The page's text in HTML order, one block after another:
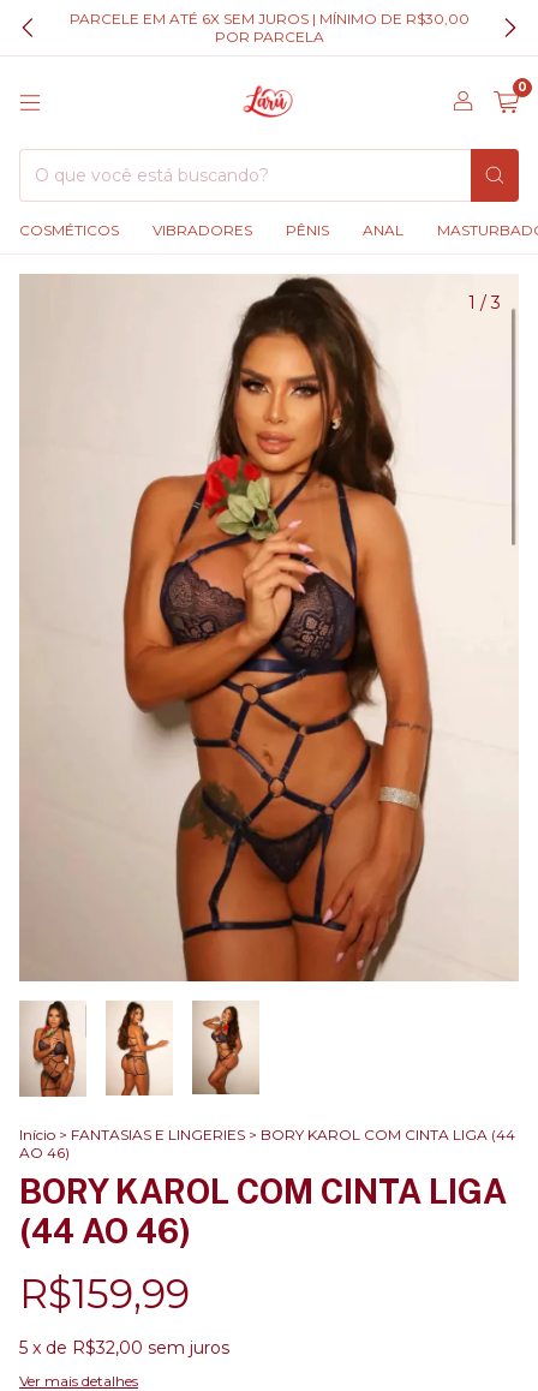
PARCELE EM ATÉ 6X SEM JUROS | MÍNIMO DE R$30,00
POR PARCELA
0
COSMÉTICOS VIBRADORES PÊNIS ANAL
1 /3
Início > FANTASIAS E LINGERIES > BORY KAROL COM CINTA LIGA (44
AO 46)
BORY KAROL COM CINTA LIGA
(44 AO 46)
R$159,99
5 x de R$32,00 sem juros
Ver mais detalhes